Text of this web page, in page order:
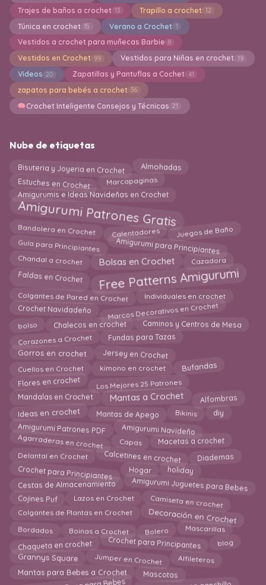
Trajes de baños a crochet 13 Trapillo a crochet 12
Túnica en crochet 15 Verano a Crochet 1
Vestidos a crochet para muñecas Barbie 8
Vestidos en Crochet 99 Vestidos para Niñas en crochet 19
Videos 20 Zapatillas y Pantuflas a Cochet 41
zapatos para bebés a crochet 36
Crochet Inteligente Consejos y Técnicas 21
Nube de etiquetas
Bisuteria y Joyeria en Crochet Almohadas
Estuches en Crochet Marcapaginas
Amigurumis e Ideas Navideñas en Crochet
Amigurumi Patrones Gratis
Bandolera en Crochet Calentadores Juegos de Baño
Guía para Principiantes Amigurumi para Principiantes
Chandal a crochet Bolsas en Crochet Cazadora
Faldas en Crochet Free Patterns Amigurumi
Colgantes de Pared en Crochet Individuales en crochet
Crochet Navidadeño Marcos Decorativos en Crochet
bolso Chalecos en crochet Caminos y Centros de Mesa
Corazones a Crochet Fundas para Tazas
Gorros en crochet Jersey en Crochet
Cuellos en Crochet kimono en crochet Bufandas
Flores en crochet Los Mejores 25 Patrones
Mandalas en Crochet Mantas a Crochet Alfombras
Ideas en crochet Mantas de Apego Bikinis diy
Amigurumi Patrones PDF Amigurumi Navideño
Agarraderas en crochet Capas Macetas a crochet
Delantal en Crochet Calcetines en crochet Diademas
Crochet para Principiantes Hogar holiday
Cestas de Almacenamiento Amigurumi Juguetes para Bebes
Cojines Puf Lazos en Crochet Camiseta en crochet
Colgantes de Plantas en Crochet Decoración en Crochet
Bordados Boinas a Crochet Bolero Mascarillas
Chaqueta en crochet Crochet para Principantes blog
Grannys Square Jumper en Crochet Alfileteros
Mantas para Bebes a Crochet Mascotas